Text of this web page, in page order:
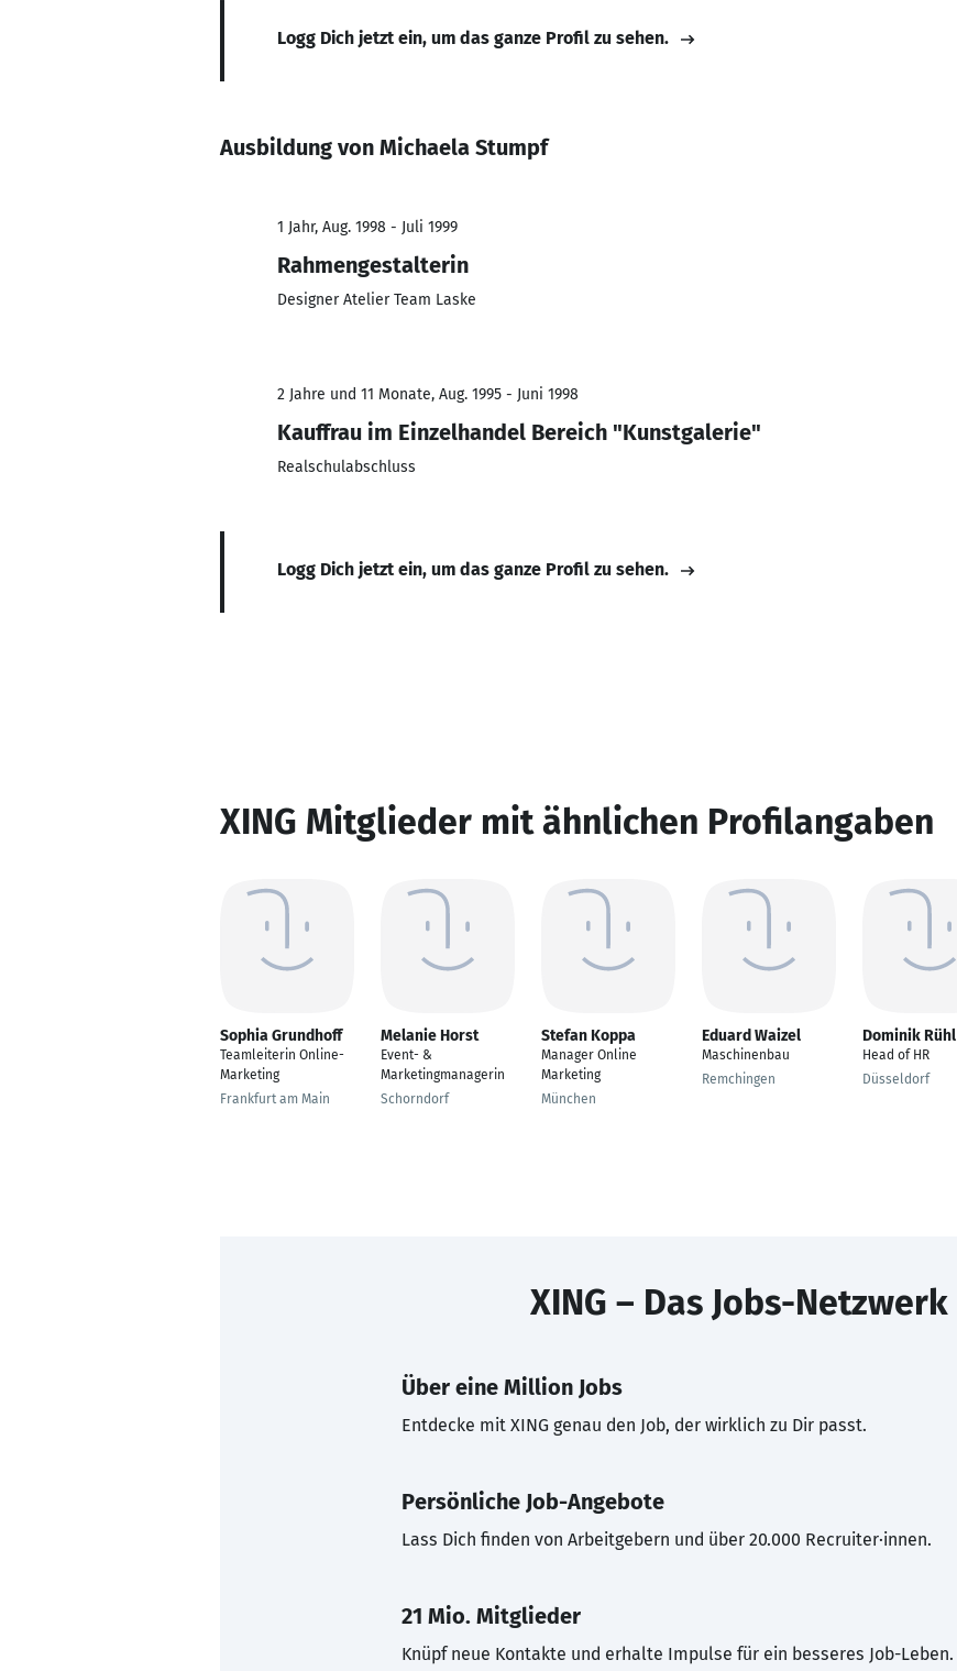
Logg Dich jetzt ein, um das ganze Profil zu sehen.
Ausbildung von Michaela Stumpf
1 Jahr, Aug. 1998 - Juli 1999
Rahmengestalterin
Designer Atelier Team Laske
2 Jahre und 11 Monate, Aug. 1995 - Juni 1998
Kauffrau im Einzelhandel Bereich "Kunstgalerie"
Realschulabschluss
Logg Dich jetzt ein, um das ganze Profil zu sehen.
XING Mitglieder mit ähnlichen Profilangaben
Sophia Grundhoff
Teamleiterin Online-
Marketing
Frankfurt am Main
Melanie Horst
Event- &
Marketingmanagerin
Schorndorf
Stefan Koppa
Manager Online
Marketing
München
Eduard Waizel
Maschinenbau
Remchingen
Dominik Rühl
Head of HR
Düsseldorf
XING – Das Jobs-Netzwerk
Über eine Million Jobs
Entdecke mit XING genau den Job, der wirklich zu Dir passt.
Persönliche Job-Angebote
Lass Dich finden von Arbeitgebern und über 20.000 Recruiter·innen.
21 Mio. Mitglieder
Knüpf neue Kontakte und erhalte Impulse für ein besseres Job-Leben.